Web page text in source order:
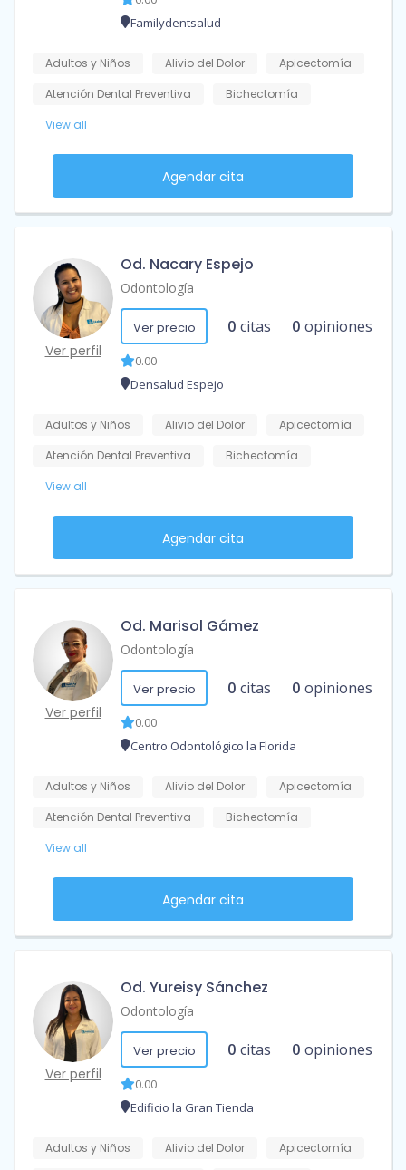
Familydentsalud
Adultos y Niños Alivio del Dolor
Apicectomía
Atención Dental Preventiva
Bichectomía
View all
Agendar cita
Ver perfil
Od. Nacary Espejo
Odontología
Ver precio 0 citas 0 opiniones
0.00
Densalud Espejo
Adultos y Niños Alivio del Dolor
Apicectomía
Atención Dental Preventiva
Bichectomía
View all
Agendar cita
Ver perfil
Od. Marisol Gámez
Odontología
Ver precio 0 citas 0 opiniones
0.00
Centro Odontológico la Florida
Adultos y Niños Alivio del Dolor
Apicectomía
Atención Dental Preventiva
Bichectomía
View all
Agendar cita
Ver perfil
Od. Yureisy Sánchez
Odontología
Ver precio 0 citas 0 opiniones
0.00
Edificio la Gran Tienda
Adultos y Niños Alivio del Dolor
Apicectomía